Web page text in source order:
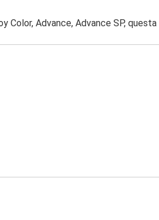
Color, Advance, Advance SP,